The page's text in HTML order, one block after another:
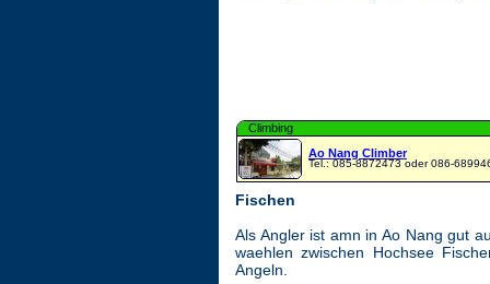
Climbing
Ao Nang Climber
Tel.: 085-8872473 oder 086-
Fischen
Als Angler ist amn in Ao Nang gut
waehlen zwischen Hochsee
Angeln.